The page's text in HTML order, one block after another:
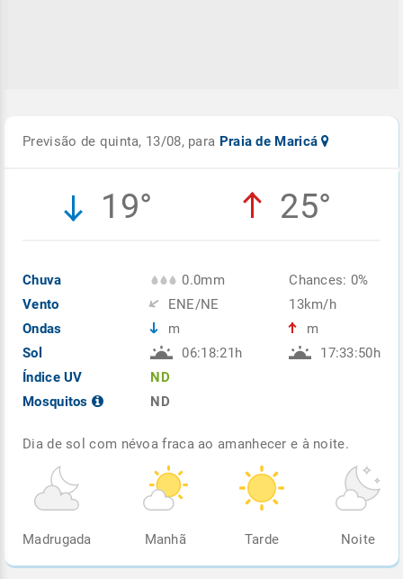
Previsão de quinta, 13/08, para Praia de Maricá
19° 25°
Chuva
Vento
Ondas
Sol
Índice UV
Mosquitos
0.0mm
ENE/NE
m
06:18:21h
ND
ND
Chances: 0%
13km/h
m
17:33:50h
Dia de sol com névoa fraca ao amanhecer e à noite.
Madrugada Manhã Tarde Noite